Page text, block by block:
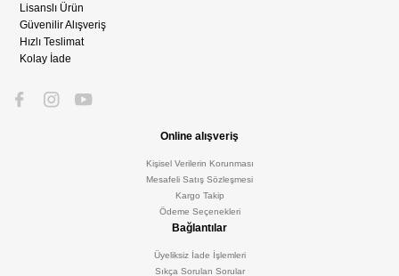
Lisanslı Ürün
Güvenilir Alışveriş
Hızlı Teslimat
Kolay İade
Online alışveriş
Kişisel Verilerin Korunması
Mesafeli Satış Sözleşmesi
Kargo Takip
Ödeme Seçenekleri
Bağlantılar
Üyeliksiz İade İşlemleri
Sıkça Sorulan Sorular